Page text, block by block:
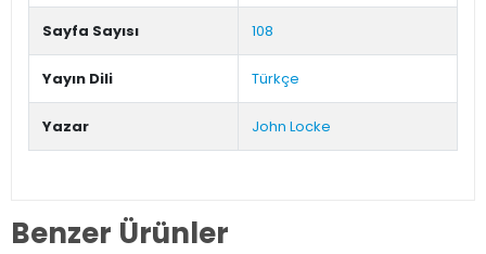
Sayfa Sayısı 108
Yayın Dili Türkçe
Yazar John Locke
Benzer Ürünler